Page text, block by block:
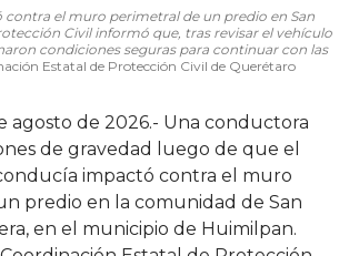
el muro perimetral de un predio en San
Civil informó que, tras revisar el vehículo
condiciones seguras para continuar con las
Estatal de Protección Civil de Querétaro
agosto de 2026.- Una conductora
de gravedad luego de que el
impactó contra el muro
predio en la comunidad de San
en el municipio de Huimilpan.